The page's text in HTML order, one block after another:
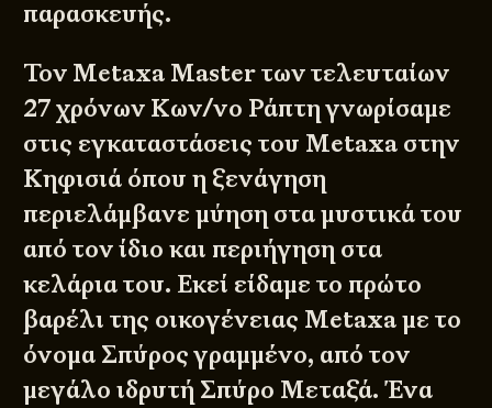
παρασκευής.
Τον Metaxa Master των τελευταίων
27 χρόνων Κων/νο Ράπτη γνωρίσαμε
στις εγκαταστάσεις του Metaxa στην
Κηφισιά όπου η ξενάγηση
περιελάμβανε μύηση στα μυστικά του
από τον ίδιο και περιήγηση στα
κελάρια του. Εκεί είδαμε το πρώτο
βαρέλι της οικογένειας Metaxa με το
όνομα Σπύρος γραμμένο, από τον
μεγάλο ιδρυτή Σπύρο Μεταξά. Ένα